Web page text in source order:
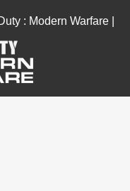
: Modern Warfare |